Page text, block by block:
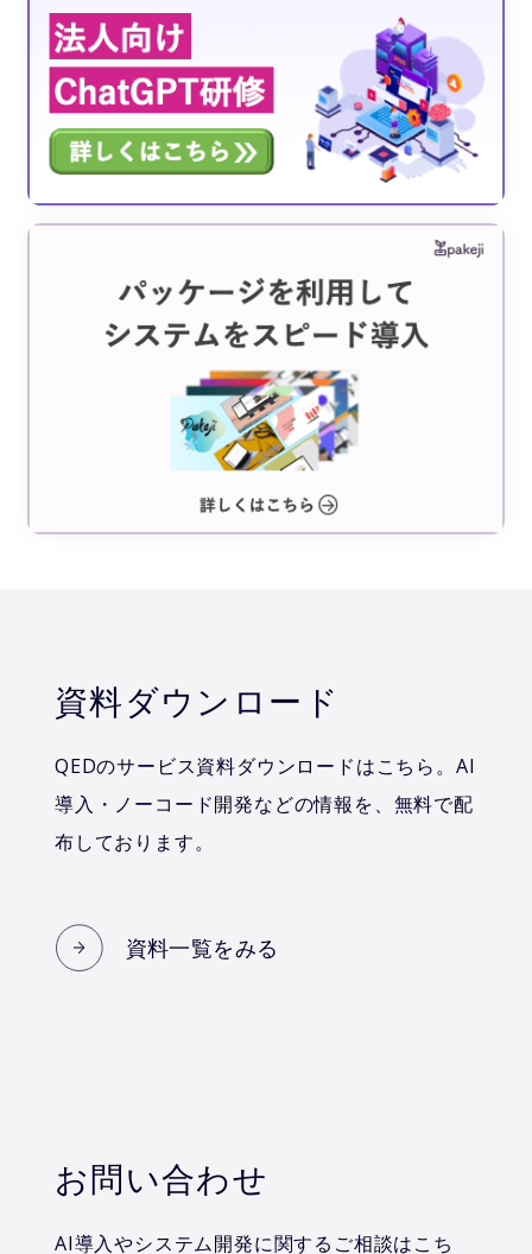
資料ダウンロード
QEDのサービス資料ダウンロードはこちら。AI
導入・ノーコード開発などの情報を、無料で配
布しております。
資料一覧をみる
お問い合わせ
AI導入やシステム開発に関するご相談はこち